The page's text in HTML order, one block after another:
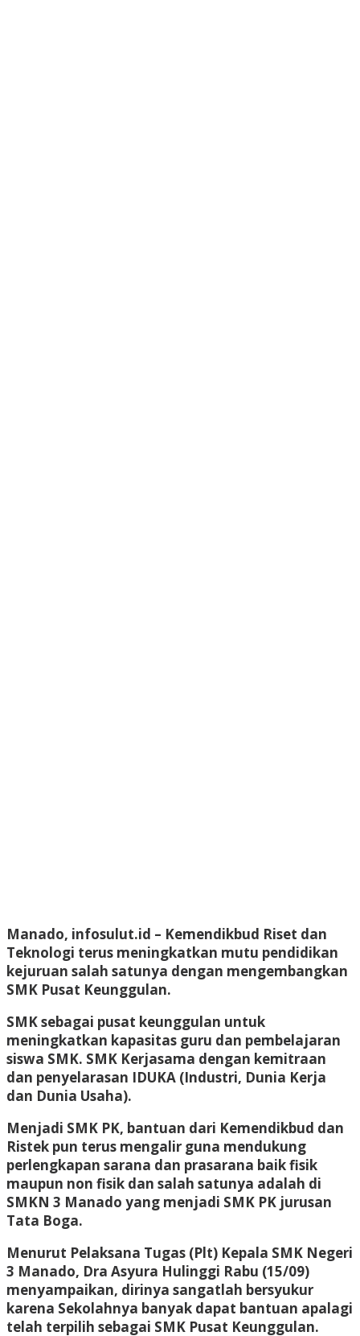
Manado, infosulut.id – Kemendikbud Riset dan
Teknologi terus meningkatkan mutu pendidikan
kejuruan salah satunya dengan mengembangkan
SMK Pusat Keunggulan.
SMK sebagai pusat keunggulan untuk
meningkatkan kapasitas guru dan pembelajaran
siswa SMK. SMK Kerjasama dengan kemitraan
dan penyelarasan IDUKA (Industri, Dunia Kerja
dan Dunia Usaha).
Menjadi SMK PK, bantuan dari Kemendikbud dan
Ristek pun terus mengalir guna mendukung
perlengkapan sarana dan prasarana baik fisik
maupun non fisik dan salah satunya adalah di
SMKN 3 Manado yang menjadi SMK PK jurusan
Tata Boga.
Menurut Pelaksana Tugas (Plt) Kepala SMK Negeri
3 Manado, Dra Asyura Hulinggi Rabu (15/09)
menyampaikan, dirinya sangatlah bersyukur
karena Sekolahnya banyak dapat bantuan apalagi
telah terpilih sebagai SMK Pusat Keunggulan.